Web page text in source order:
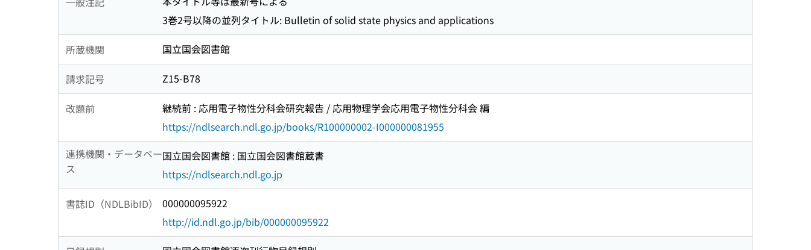
3巻2号以降の並列タイトル: Bulletin of solid state physics and applications
所蔵機関 国立国会図書館
請求記号 Z15-B78
改題前
継続前 : 応用電子物性分科会研究報告 / 応用物理学会応用電子物性分科会 編
https://ndlsearch.ndl.go.jp/books/R100000002-I000000081955
連携機関・データベー
ス
国立国会図書館 : 国立国会図書館蔵書
https://ndlsearch.ndl.go.jp
書誌ID（NDLBibID）
000000095922
http://id.ndl.go.jp/bib/000000095922